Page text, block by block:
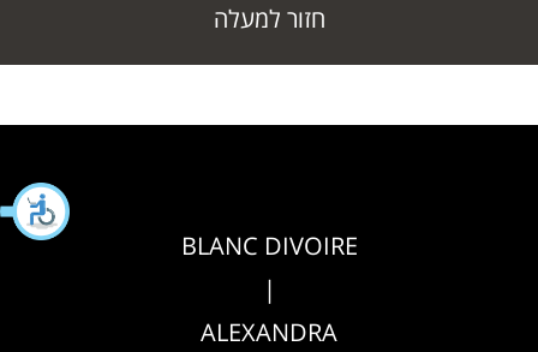
חזור למעלה
BLANC DIVOIRE
|
ALEXANDRA